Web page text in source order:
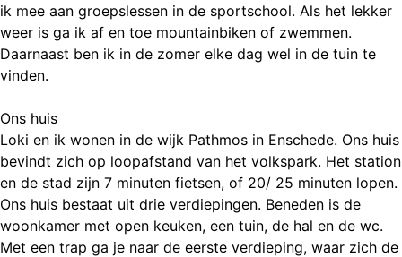
ik mee aan groepslessen in de sportschool. Als het lekker
weer is ga ik af en toe mountainbiken of zwemmen.
Daarnaast ben ik in de zomer elke dag wel in de tuin te
vinden.
Ons huis
Loki en ik wonen in de wijk Pathmos in Enschede. Ons huis
bevindt zich op loopafstand van het volkspark. Het station
en de stad zijn 7 minuten fietsen, of 20/ 25 minuten lopen.
Ons huis bestaat uit drie verdiepingen. Beneden is de
woonkamer met open keuken, een tuin, de hal en de wc.
Met een trap ga je naar de eerste verdieping, waar zich de